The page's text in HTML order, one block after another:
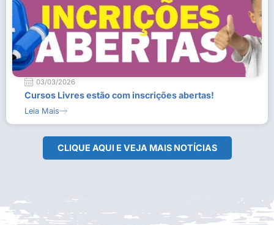
03/03/2026
Cursos Livres estão com inscrições abertas!
Leia Mais
CLIQUE AQUI E VEJA MAIS NOTÍCIAS